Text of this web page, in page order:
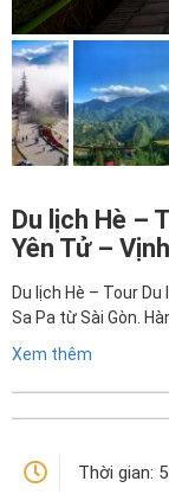
Du lịch Hè –
Yên Tử –
Du lịch Hè – Tour
Sa Pa từ Sài Gòn.
Xem thêm
Thời gian: